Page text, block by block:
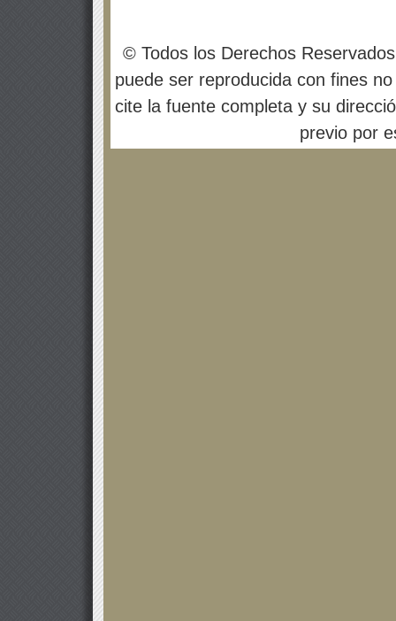
© Todos los Derechos
puede ser reproducida con fines
cite la fuente completa y su
previo por